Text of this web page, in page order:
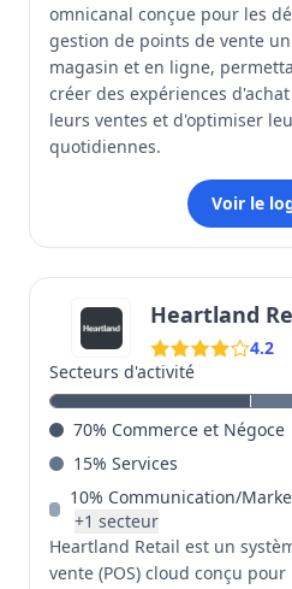
omnicanal conçue pour les
gestion de points de vente
magasin et en ligne,
créer des expériences
leurs ventes et d'optimiser
quotidiennes.
Voir le
Heartland
4.2
Secteurs d'activité
70% Commerce et Négoce
15% Services
10% Communication/
+1 secteur
Heartland Retail est un
vente (POS) cloud conçu